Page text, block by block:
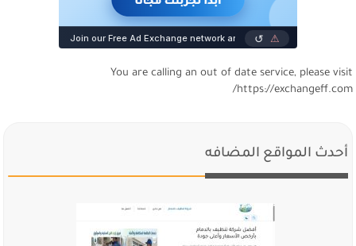
You are calling an out of date service, please visit
https://exchangeff.com/
أحدث المواقع المضافه